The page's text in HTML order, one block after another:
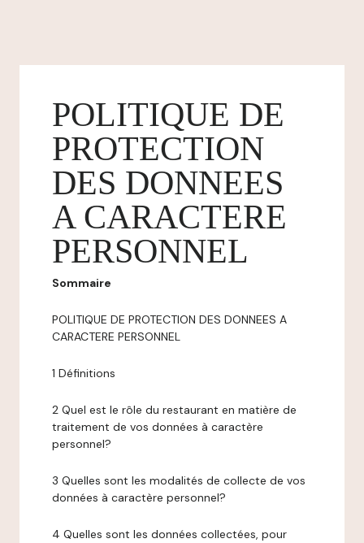
POLITIQUE DE
PROTECTION
DES DONNEES
A CARACTERE
PERSONNEL
Sommaire
POLITIQUE DE PROTECTION DES DONNEES A
CARACTERE PERSONNEL
1 Définitions
2 Quel est le rôle du restaurant en matière de
traitement de vos données à caractère
personnel?
3 Quelles sont les modalités de collecte de vos
données à caractère personnel?
4 Quelles sont les données collectées, pour